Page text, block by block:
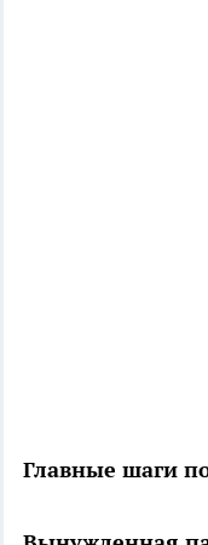
Главные шаги